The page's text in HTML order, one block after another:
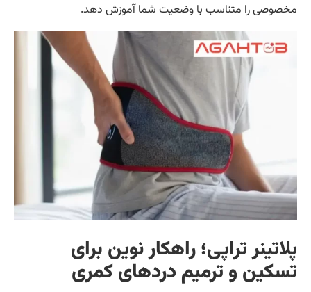
را متناسب با وضعیت شما آموزش دهد.
تراپی؛ راهکار نوین برای
و ترمیم دردهای کمری